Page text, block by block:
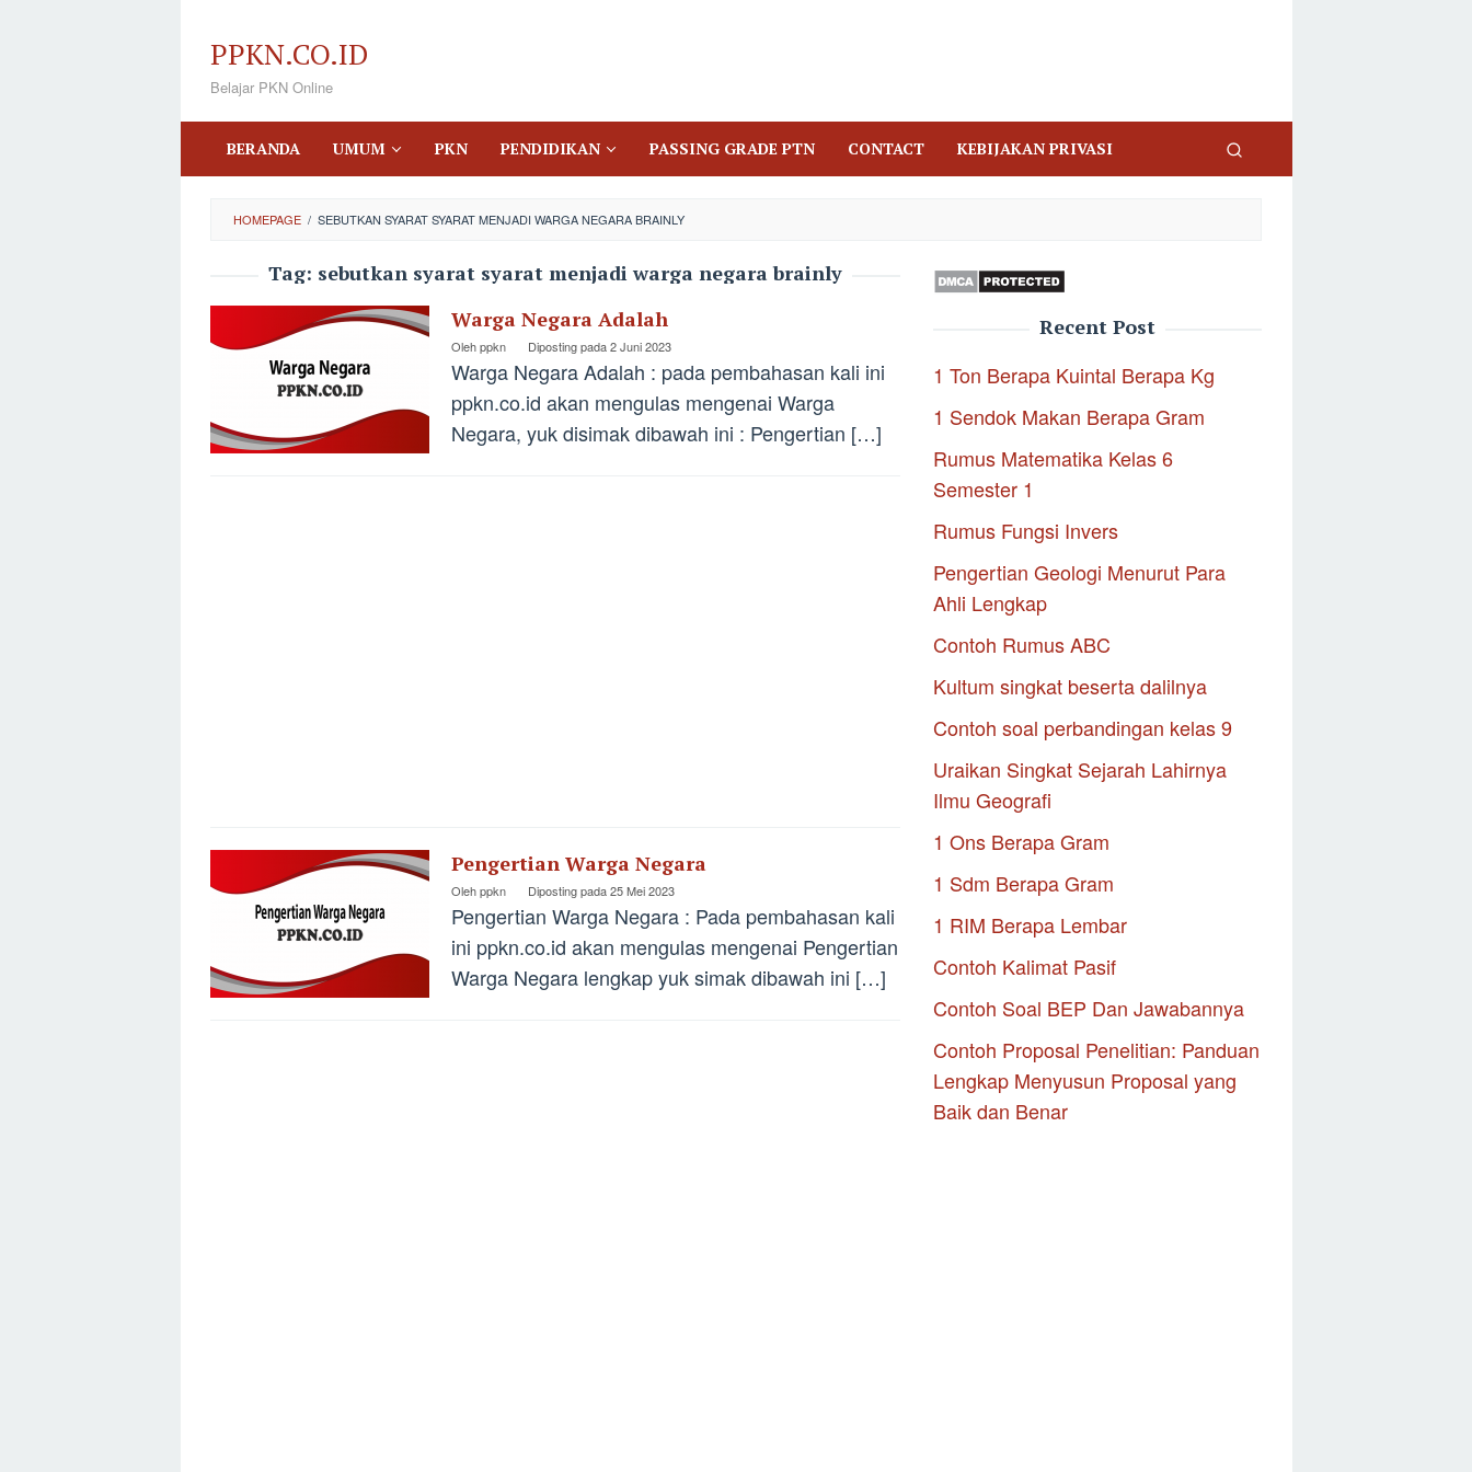
konten
PPKN.CO.ID
Belajar PKN Online
BERANDA UMUM PKN PENDIDIKAN PASSING GRADE PTN CONTACT KEBIJAKAN PRIVASI
HOMEPAGE / SEBUTKAN SYARAT SYARAT MENJADI WARGA NEGARA BRAINLY
Tag: sebutkan syarat syarat menjadi warga negara brainly
Warga Negara Adalah
Olehppkn Diposting pada2 Juni 2023
Warga Negara Adalah : pada pembahasan kali ini
ppkn.co.id akan mengulas mengenai Warga
Negara, yuk disimak dibawah ini : Pengertian […]
Pengertian Warga Negara
Olehppkn Diposting pada25 Mei 2023
Pengertian Warga Negara : Pada pembahasan kali
ini ppkn.co.id akan mengulas mengenai Pengertian
Warga Negara lengkap yuk simak dibawah ini […]
Recent Post
1 Ton Berapa Kuintal Berapa Kg
1 Sendok Makan Berapa Gram
Rumus Matematika Kelas 6
Semester 1
Rumus Fungsi Invers
Pengertian Geologi Menurut Para
Ahli Lengkap
Contoh Rumus ABC
Kultum singkat beserta dalilnya
Contoh soal perbandingan kelas 9
Uraikan Singkat Sejarah Lahirnya
Ilmu Geografi
1 Ons Berapa Gram
1 Sdm Berapa Gram
1 RIM Berapa Lembar
Contoh Kalimat Pasif
Contoh Soal BEP Dan Jawabannya
Contoh Proposal Penelitian: Panduan
Lengkap Menyusun Proposal yang
Baik dan Benar